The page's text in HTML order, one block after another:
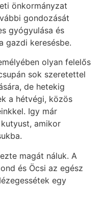
önkormányzat
gondozását
gyógyulása és
gazdi keresésbe.
olyan felelős
sok szeretettel
de hetekig
a hétvégi, közös
Igy már
amikor
magát náluk. A
és Öcsi az egész
egy